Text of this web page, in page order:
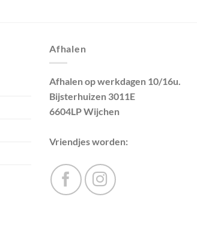
Afhalen
Afhalen op werkdagen 10/16u.
Bijsterhuizen 3011E
6604LP Wijchen
Vriendjes worden: